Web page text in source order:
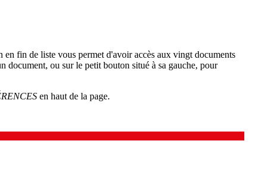
fin de liste vous permet d'avoir accès aux vingt documents
document, ou sur le petit bouton situé à sa gauche, pour
en haut de la page.